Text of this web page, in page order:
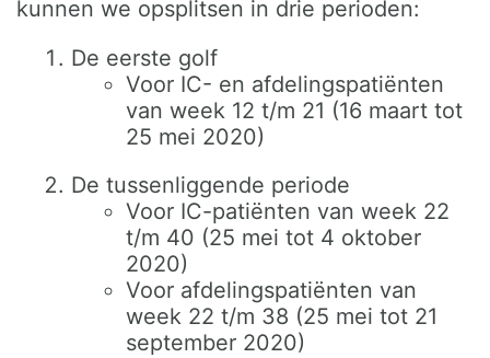
kunnen we opsplitsen in drie perioden:
De eerste golf
Voor IC- en afdelingspatiënten
van week 12 t/m 21 (16 maart tot
25 mei 2020)
De tussenliggende periode
Voor IC-patiënten van week 22
t/m 40 (25 mei tot 4 oktober
2020)
Voor afdelingspatiënten van
week 22 t/m 38 (25 mei tot 21
september 2020)